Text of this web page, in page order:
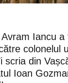
Iancu
colonelul
scria din
Ioan